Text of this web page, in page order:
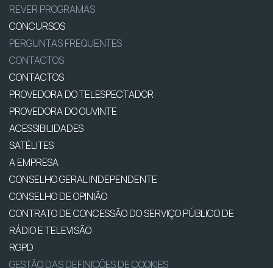
REVER PROGRAMAS
CONCURSOS
PERGUNTAS FREQUENTES
CONTACTOS
CONTACTOS
PROVEDORA DO TELESPECTADOR
PROVEDORA DO OUVINTE
ACESSIBILIDADES
SATÉLITES
A EMPRESA
CONSELHO GERAL INDEPENDENTE
CONSELHO DE OPINIÃO
CONTRATO DE CONCESSÃO DO SERVIÇO PÚBLICO DE
RÁDIO E TELEVISÃO
RGPD
GESTÃO DAS DEFINIÇÕES DE COOKIES